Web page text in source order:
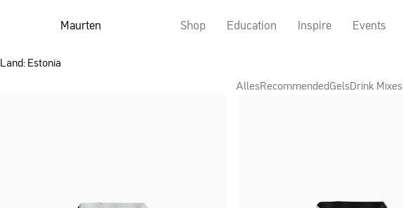
Maurten Shop Education Inspire Events
Land: Estonia
AllesRecommendedGelsDrink Mixes